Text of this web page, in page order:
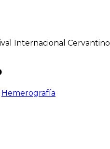
Internacional Cervantino
Hemerografía